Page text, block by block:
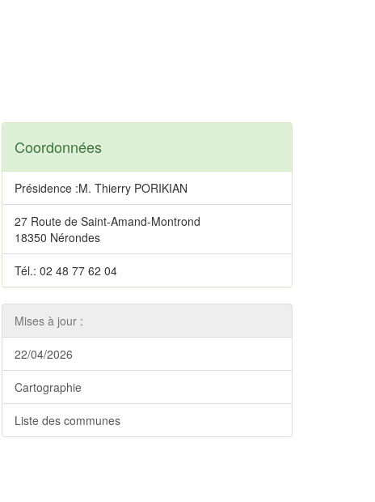
Coordonnées
Présidence :M. Thierry PORIKIAN
27 Route de Saint-Amand-Montrond
18350 Nérondes
Tél.: 02 48 77 62 04
Mises à jour :
22/04/2026
Cartographie
Liste des communes